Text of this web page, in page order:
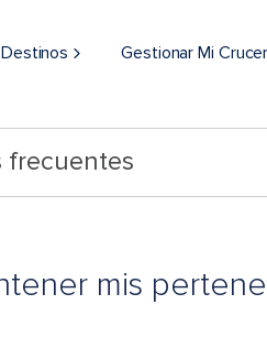
Destinos Gestionar Mi
frecuentes
mis